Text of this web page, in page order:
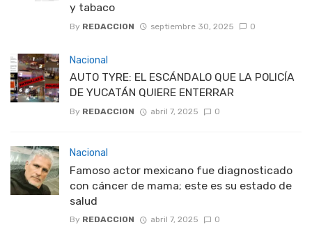
y tabaco
By REDACCION septiembre 30, 2025 0
Nacional
AUTO TYRE: EL ESCÁNDALO QUE LA POLICÍA
DE YUCATÁN QUIERE ENTERRAR
By REDACCION abril 7, 2025 0
Nacional
Famoso actor mexicano fue diagnosticado
con cáncer de mama; este es su estado de
salud
By REDACCION abril 7, 2025 0